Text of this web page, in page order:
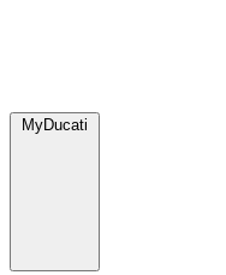
MyDucati